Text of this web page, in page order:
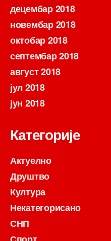
децембар 2018
новембар 2018
октобар 2018
септембар 2018
август 2018
јул 2018
јун 2018
Категорије
Актуелно
Друштво
Култура
Некатегорисано
СНП